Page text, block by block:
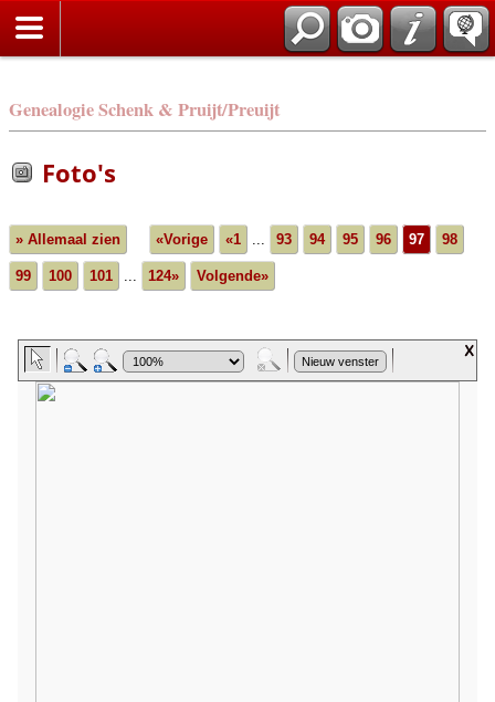
Genealogie Schenk & Pruijt/Preuijt
Foto's
» Allemaal zien «Vorige «1 ... 93 94 95 96 97 98
99 100 101 ... 124» Volgende»